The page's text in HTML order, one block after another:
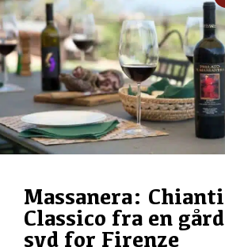
Massanera: Chianti
Classico fra en gård
syd for Firenze